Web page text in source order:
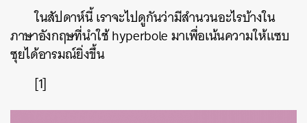
ในสัปดาห์นี้เราจะไปดูกันว่ามีสำนวนอะไรบ้างใน
ภาษาอังกฤษที่นำใช้hyperboleมาเพื่อเน้นความให้แซบ
ซุยได้อารมณ์ยิ่งขึ้น
[1]